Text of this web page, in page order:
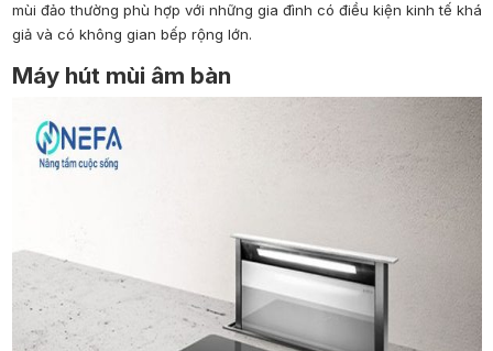
mùi đảo thường phù hợp với những gia đình có điều kiện kinh tế khá
giả và có không gian bếp rộng lớn.
Máy hút mùi âm bàn